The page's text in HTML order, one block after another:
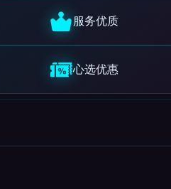
服务优质
心选优惠